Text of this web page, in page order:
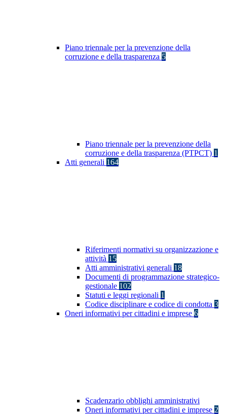
Piano triennale per la prevenzione della
corruzione e della trasparenza 5
Piano triennale per la prevenzione della
corruzione e della trasparenza (PTPCT) 1
Atti generali 164
Riferimenti normativi su organizzazione e
attività 15
Atti amministrativi generali 18
Documenti di programmazione strategico-
gestionale 102
Statuti e leggi regionali 1
Codice disciplinare e codice di condotta 3
Oneri informativi per cittadini e imprese 6
Scadenzario obblighi amministrativi
Oneri informativi per cittadini e imprese 2